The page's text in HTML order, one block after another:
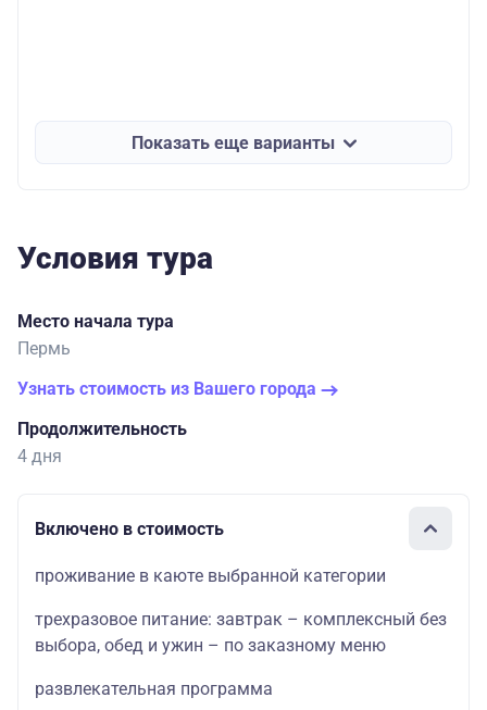
Показать еще варианты
Условия тура
Место начала тура
Пермь
Узнать стоимость из Вашего города
Продолжительность
4 дня
Включено в стоимость
проживание в каюте выбранной категории
трехразовое питание: завтрак – комплексный без
выбора, обед и ужин – по заказному меню
развлекательная программа